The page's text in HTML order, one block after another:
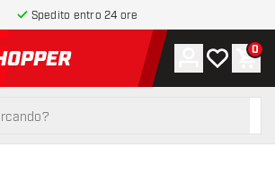
Spedito entro 24 ore
torna alla home page
Account
La mia0